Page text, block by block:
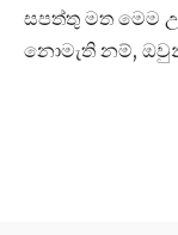
සපත්තු මත මෙම
නොමැති නම්,